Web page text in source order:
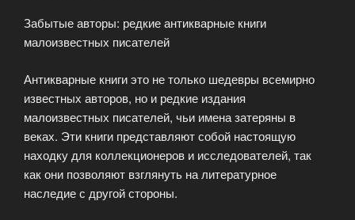
коллекционеру?»
Забытые авторы: редкие антикварные книги
малоизвестных писателей
Антикварные книги это не только шедевры всемирно
известных авторов, но и редкие издания
малоизвестных писателей, чьи имена затеряны в
веках. Эти книги представляют собой настоящую
находку для коллекционеров и исследователей, так
как они позволяют взглянуть на литературное
наследие с другой стороны.